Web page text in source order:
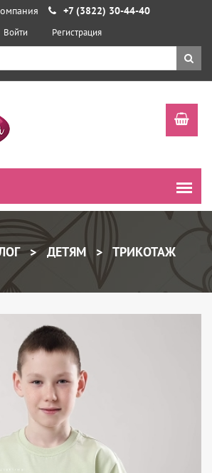
+7 (3822) 30-44-40
Войти Регистрация
ДЕТЯМ ТРИКОТАЖ